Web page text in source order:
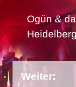
Ogün &
Weiter: